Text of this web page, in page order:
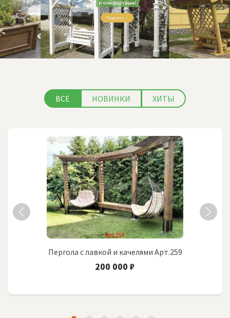
ВСЕ НОВИНКИ ХИТЫ
Пергола с лавкой и качелями Арт.259
200 000 ₽